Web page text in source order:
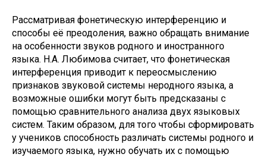
Рассматривая фонетическую интерференцию и
способы её преодоления, важно обращать внимание
на особенности звуков родного и иностранного
языка. Н.А. Любимова считает, что фонетическая
интерференция приводит к переосмыслению
признаков звуковой системы неродного языка, а
возможные ошибки могут быть предсказаны с
помощью сравнительного анализа двух языковых
систем. Таким образом, для того чтобы сформировать
у учеников способность различать системы родного и
изучаемого языка, нужно обучать их с помощью